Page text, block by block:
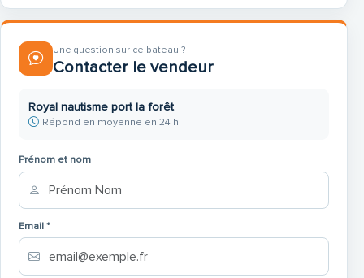
Une question sur ce bateau ?
Contacter le vendeur
Royal nautisme port la forêt
Répond en moyenne en 24 h
Prénom et nom
Email *